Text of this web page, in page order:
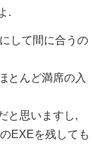
.
して間に合うの
とんど満席の入
と思いますし,
EXEを残しても